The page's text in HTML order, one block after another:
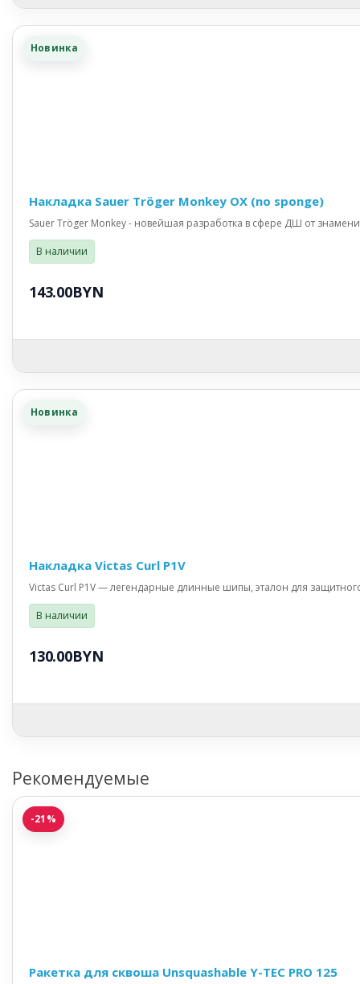
Новинка
Накладка Sauer Tröger Monkey OX (no sponge)
Sauer Tröger Monkey - новейшая разработка в сфере ДШ от
В наличии
143.00BYN
Новинка
Накладка Victas Curl P1V
Victas Curl P1V — легендарные длинные шипы, эталон для
В наличии
130.00BYN
Рекомендуемые
-21%
Ракетка для сквоша Unsquashable Y-TEC PRO 125